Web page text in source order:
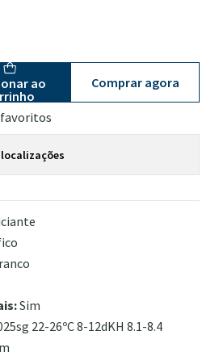
ao
Comprar agora
Sim
22-26ºC 8-12dKH 8.1-8.4